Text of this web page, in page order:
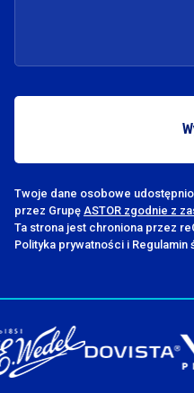
Twoje dane osobowe
przez Grupę ASTOR zgodnie z
Ta strona jest chroniona przez
Polityka prywatności i Regulamin